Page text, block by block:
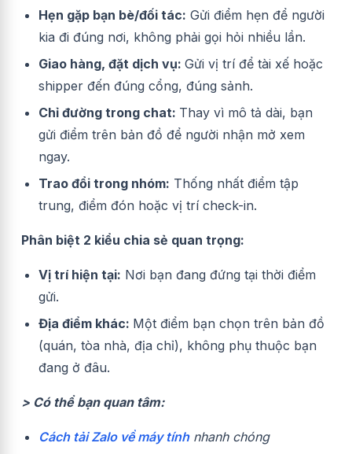
Hẹn gặp bạn bè/đối tác: Gửi điểm hẹn để người
kia đi đúng nơi, không phải gọi hỏi nhiều lần.
Giao hàng, đặt dịch vụ: Gửi vị trí để tài xế hoặc
shipper đến đúng cổng, đúng sảnh.
Chỉ đường trong chat: Thay vì mô tả dài, bạn
gửi điểm trên bản đồ để người nhận mở xem
ngay.
Trao đổi trong nhóm: Thống nhất điểm tập
trung, điểm đón hoặc vị trí check-in.
Phân biệt 2 kiểu chia sẻ quan trọng:
Vị trí hiện tại: Nơi bạn đang đứng tại thời điểm
gửi.
Địa điểm khác: Một điểm bạn chọn trên bản đồ
(quán, tòa nhà, địa chỉ), không phụ thuộc bạn
đang ở đâu.
> Có thể bạn quan tâm:
Cách tải Zalo về máy tínhnhanh chóng